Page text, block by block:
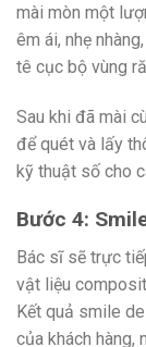
mài mòn một
êm ái, nhẹ
tê cục bộ vùng
Sau khi đã mài
để quét và lấy
kỹ thuật số cho
Bước 4:
Bác sĩ sẽ trực
vật liệu
Kết quả smile
của khách hàng,